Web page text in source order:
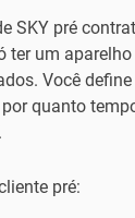
SKY pré
ter um aparelho
Você
quanto
pré: